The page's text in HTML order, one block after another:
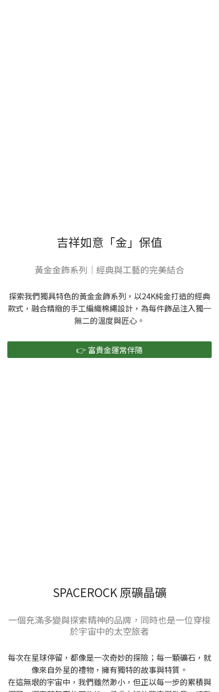
吉祥如意「金」保值
黃金金飾系列｜經典與工藝的完美結合
探索我們獨具特色的黃金金飾系列，以24K純金打造的經典
款式，融合精緻的手工編織棉繩設計，為每件飾品注入獨一
無二的溫度與匠心。
👉 富貴金運常伴隨
SPACEROCK 原礦晶礦
一個充滿多變與探索精神的品牌，同時也是一位穿梭
於宇宙中的太空旅者
每次在星球停留，都像是一次奇妙的探險；每一顆礦石，就
像來自外星的禮物，擁有獨特的故事與特質。
在這無垠的宇宙中，我們雖然渺小，但正以每一步的累積與